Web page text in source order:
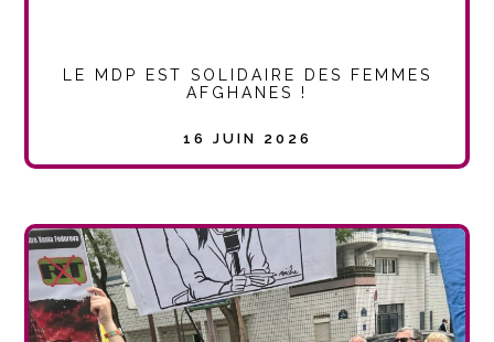
LE MDP EST SOLIDAIRE DES FEMMES
AFGHANES !
16 JUIN 2026